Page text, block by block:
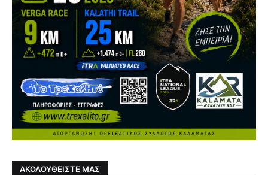
ΑΚΟΛΟΥΘΕΙΣΤΕ ΜΑΣ